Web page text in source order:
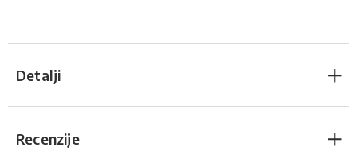
Detalji
Recenzije